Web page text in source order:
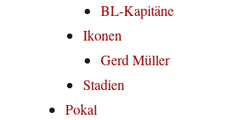
BL-Kapitäne
Ikonen
Gerd Müller
Stadien
Pokal